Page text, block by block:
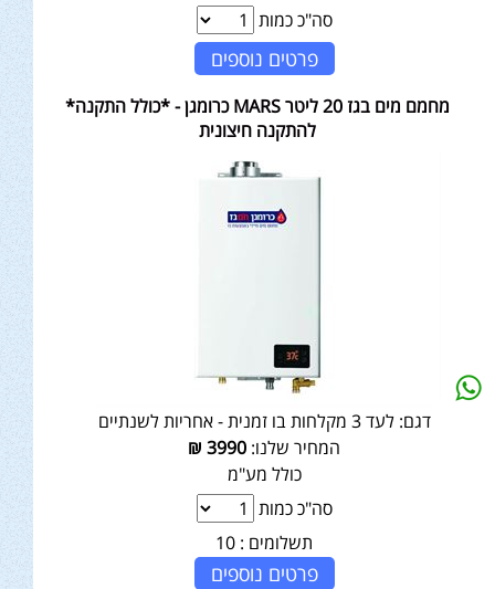
סה"כ כמות
פרטים נוספים
מחמם מים בגז 20 ליטר MARS כרומגן - *כולל התקנה*
להתקנה חיצונית
דגם: לעד 3 מקלחות בו זמנית - אחריות לשנתיים
המחיר שלנו: 3990
₪
כולל מע"מ
סה"כ כמות
תשלומים : 10
פרטים נוספים